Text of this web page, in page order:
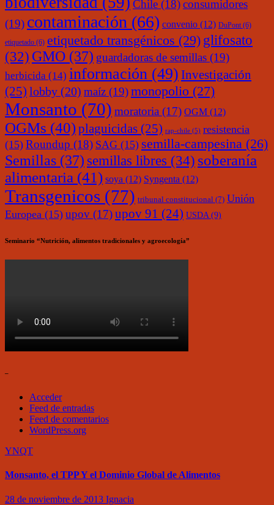
Chile (18)consumidores
(19) contaminación (66) convenio (12) DuPont (6)
etiquetado (6) etiquetado transgénicos (29) glifosato
(32) GMO (37) guardadoras de semillas (19)
herbicida (14) información (49) Investigación
(25) lobby (20) maíz (19)monopolio (27)
Monsanto (70) moratoria (17) OGM (12)
OGMs (40)plaguicidas (25) rap-chile (5) resistencia
(15) Roundup (18) SAG (15) semilla-campesina (26)
Semillas (37) semillas libres (34) soberanía
alimentaria (41) soya (12) Syngenta (12)
Transgenicos (77) tribunal constitucional (7) Unión
Europea (15) upov (17)upov 91 (24) USDA (9)
Seminario “Nutrición, alimentos tradicionales y agroecología”
–
Acceder
Feed de entradas
Feed de comentarios
WordPress.org
YNQT
Monsanto, el TPP Y el Dominio Global de Alimentos
28 de noviembre de 2013 Ignacia